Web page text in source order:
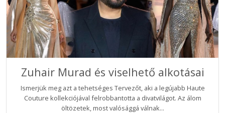
Zuhair Murad és viselhető alkotásai
Ismerjük meg azt a tehetséges Tervezőt, aki a legújabb Haute
Couture kollekciójával felrobbantotta a divatvilágot. Az álom
öltözetek, most valósággá válnak...